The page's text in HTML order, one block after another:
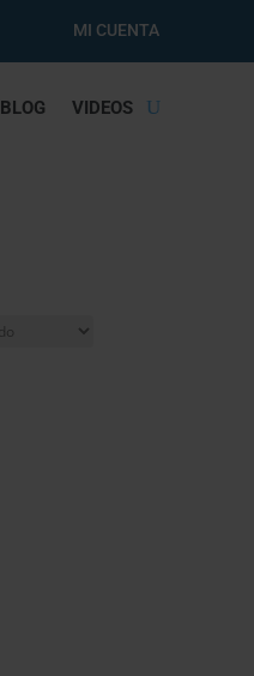
MI CUENTA
BLOG VIDEOS